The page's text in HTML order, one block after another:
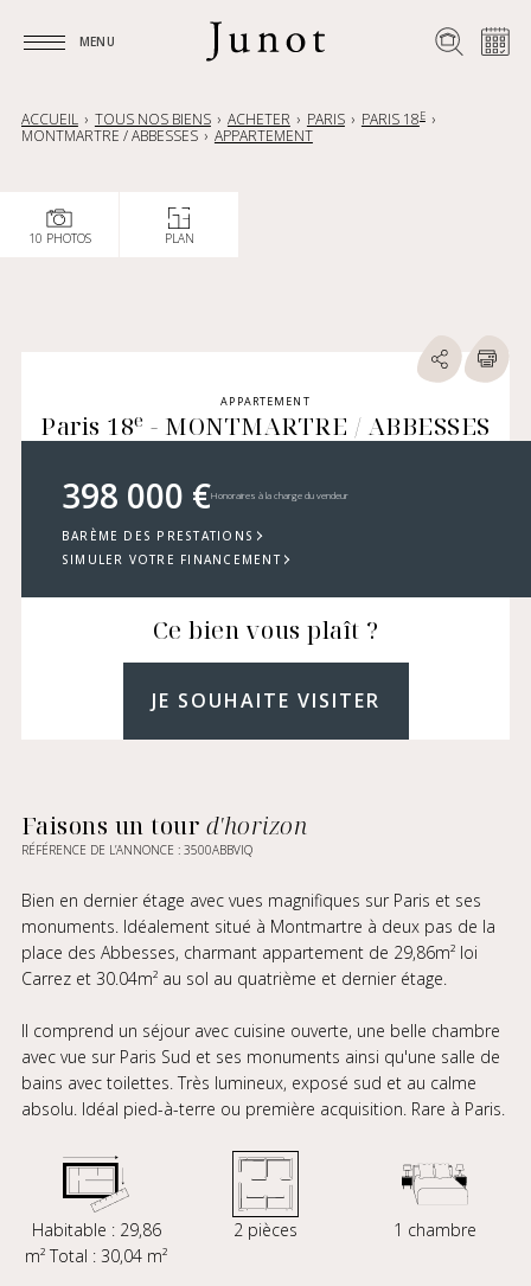
MENU
ACCUEIL TOUS NOS BIENS ACHETER PARIS PARIS 18E
MONTMARTRE / ABBESSES APPARTEMENT
10 PHOTOS PLAN
APPARTEMENT
Paris 18e - MONTMARTRE / ABBESSES
398 000 €Honoraires à la charge du vendeur
BARÈME DES PRESTATIONS
SIMULER VOTRE FINANCEMENT
Ce bien vous plaît ?
JE SOUHAITE VISITER
Faisons un tour d'horizon
RÉFÉRENCE DE L’ANNONCE : 3500ABBVIQ
Bien en dernier étage avec vues magnifiques sur Paris et ses
monuments. Idéalement situé à Montmartre à deux pas de la
place des Abbesses, charmant appartement de 29,86m² loi
Carrez et 30.04m² au sol au quatrième et dernier étage.
Il comprend un séjour avec cuisine ouverte, une belle chambre
avec vue sur Paris Sud et ses monuments ainsi qu'une salle de
bains avec toilettes. Très lumineux, exposé sud et au calme
absolu. Idéal pied-à-terre ou première acquisition. Rare à Paris.
Habitable : 29,86
m² Total : 30,04 m²
2 pièces 1 chambre